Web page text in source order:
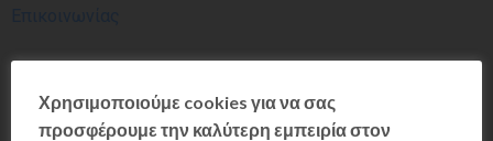
Χρησιμοποιούμε cookies για να σας
προσφέρουμε την καλύτερη εμπειρία στον